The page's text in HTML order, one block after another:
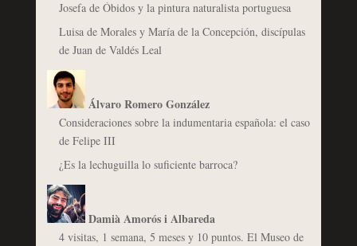
Josefa de Óbidos y la pintura naturalista portuguesa
Luisa de Morales y María de la Concepción, discípulas
de Juan de Valdés Leal
Álvaro Romero González
Consideraciones sobre la indumentaria española: el caso
de Felipe III
¿Es la lechuguilla lo suficiente barroca?
Damià Amorós i Albareda
4 visitas, 1 semana, 5 meses y 10 puntos. El Museo de